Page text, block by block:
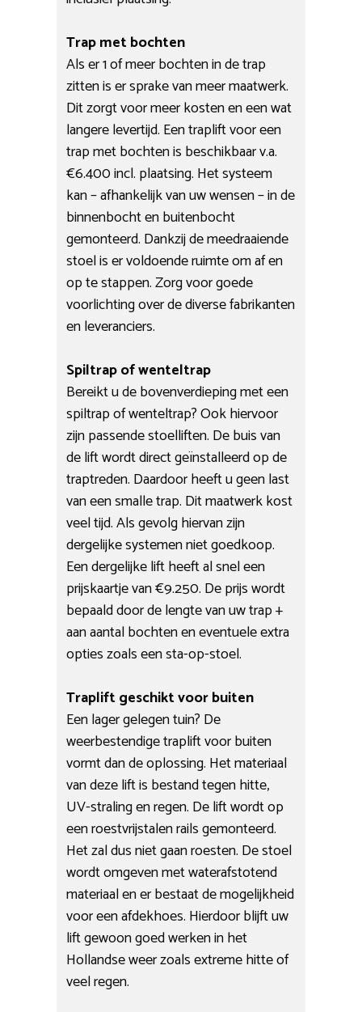
Trap met bochten
Als er 1 of meer bochten in de trap
zitten is er sprake van meer maatwerk.
Dit zorgt voor meer kosten en een wat
langere levertijd. Een traplift voor een
trap met bochten is beschikbaar v.a.
€6.400 incl. plaatsing. Het systeem
kan – afhankelijk van uw wensen – in de
binnenbocht en buitenbocht
gemonteerd. Dankzij de meedraaiende
stoel is er voldoende ruimte om af en
op te stappen. Zorg voor goede
voorlichting over de diverse fabrikanten
en leveranciers.
Spiltrap of wenteltrap
Bereikt u de bovenverdieping met een
spiltrap of wenteltrap? Ook hiervoor
zijn passende stoelliften. De buis van
de lift wordt direct geïnstalleerd op de
traptreden. Daardoor heeft u geen last
van een smalle trap. Dit maatwerk kost
veel tijd. Als gevolg hiervan zijn
dergelijke systemen niet goedkoop.
Een dergelijke lift heeft al snel een
prijskaartje van €9.250. De prijs wordt
bepaald door de lengte van uw trap +
aan aantal bochten en eventuele extra
opties zoals een sta-op-stoel.
Traplift geschikt voor buiten
Een lager gelegen tuin? De
weerbestendige traplift voor buiten
vormt dan de oplossing. Het materiaal
van deze lift is bestand tegen hitte,
UV-straling en regen. De lift wordt op
een roestvrijstalen rails gemonteerd.
Het zal dus niet gaan roesten. De stoel
wordt omgeven met waterafstotend
materiaal en er bestaat de mogelijkheid
voor een afdekhoes. Hierdoor blijft uw
lift gewoon goed werken in het
Hollandse weer zoals extreme hitte of
veel regen.